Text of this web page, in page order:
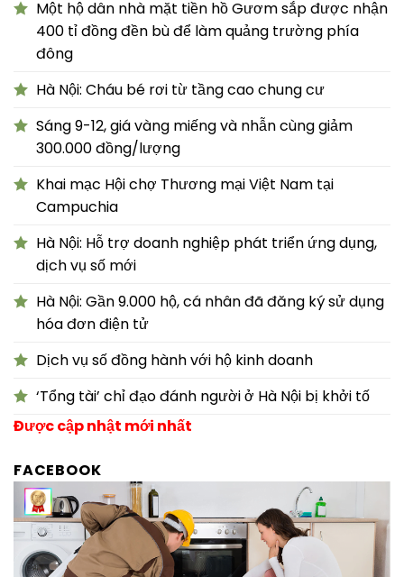
Một hộ dân nhà mặt tiền hồ Gươm sắp được nhận
400 tỉ đồng đền bù để làm quảng trường phía
đông
Hà Nội: Cháu bé rơi từ tầng cao chung cư
Sáng 9-12, giá vàng miếng và nhẫn cùng giảm
300.000 đồng/lượng
Khai mạc Hội chợ Thương mại Việt Nam tại
Campuchia
Hà Nội: Hỗ trợ doanh nghiệp phát triển ứng dụng,
dịch vụ số mới
Hà Nội: Gần 9.000 hộ, cá nhân đã đăng ký sử dụng
hóa đơn điện tử
Dịch vụ số đồng hành với hộ kinh doanh
‘Tổng tài’ chỉ đạo đánh người ở Hà Nội bị khởi tố
Được cập nhật mới nhất
FACEBOOK